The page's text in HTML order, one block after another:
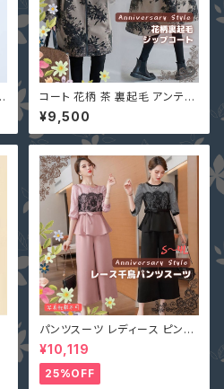
コート 花柄 茶 裏起毛 アンティ
ーク フラワープリント柄 フード
コート 97559006
¥9,500
パンツスーツ レディース ピンク
2L (L寄り) 3L 即納 S M L 4L
黒 XZ-X99616 レース 七分袖
ガウチョパンツ ペプラム リボン
¥10,119
25%OFF